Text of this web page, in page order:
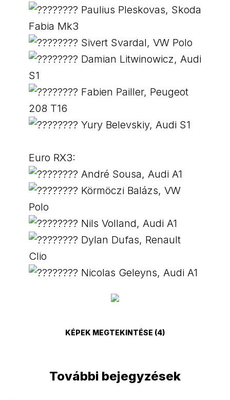
Paulius Pleskovas, Skoda
Fabia Mk3
Sivert Svardal, VW Polo
Damian Litwinowicz, Audi
S1
Fabien Pailler, Peugeot
208 T16
Yury Belevskiy, Audi S1
Euro RX3:
André Sousa, Audi A1
Körmöczi Balázs, VW
Polo
Nils Volland, Audi A1
Dylan Dufas, Renault
Clio
Nicolas Geleyns, Audi A1
KÉPEK MEGTEKINTÉSE (4)
További bejegyzések